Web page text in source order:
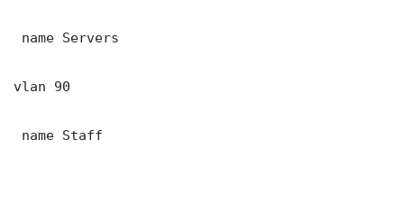
name Servers
vlan 90
name Staff